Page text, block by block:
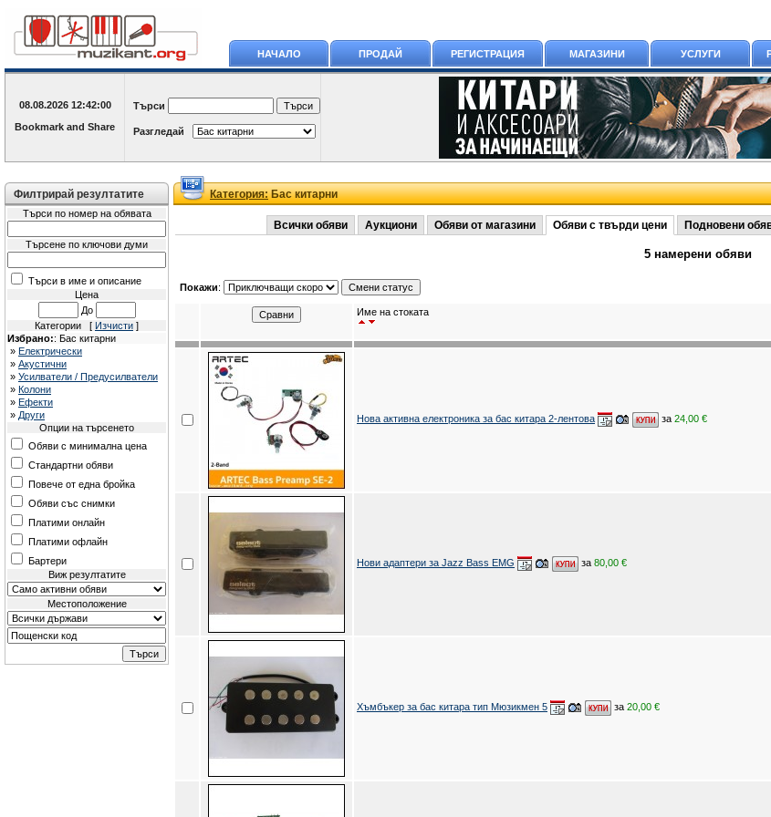
НАЧАЛО ПРОДАЙ РЕГИСТРАЦИЯ МАГАЗИНИ УСЛУГИ
08.08.2026 12:42:00 Търси
Разгледай
Филтрирай резултатите
Търси по номер на обявата
Търсене по ключови думи
Търси в име и описание
Цена
До
Категории [ Изчисти ]
Избрано:: Бас китарни
» Електрически
» Акустични
» Усилватели / Предусилватели
» Колони
» Ефекти
» Други
Опции на търсенето
Обяви с минимална цена
Стандартни обяви
Повече от една бройка
Обяви със снимки
Платими онлайн
Платими офлайн
Бартери
Виж резултатите
Местоположение
Категория:Бас китарни
Всички обяви Аукциони Обяви от магазини Обяви с твърди цени Подновени
5 намерени обяви
Покажи:
Име на стоката
Нова активна електроника за бас китара 2-лентова за 24,00 €
Нови адаптери за Jazz Bass EMG за 80,00 €
Хъмбъкер за бас китара тип Мюзикмен 5 за 20,00 €